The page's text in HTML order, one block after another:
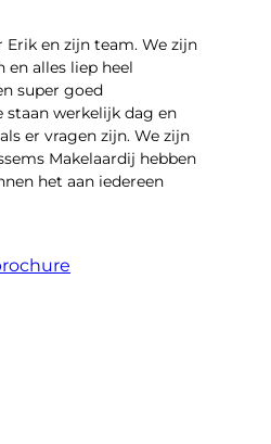
Erik en zijn team. We zijn
en alles liep heel
super goed
staan werkelijk dag en
er vragen zijn. We zijn
Makelaardij hebben
het aan iedereen